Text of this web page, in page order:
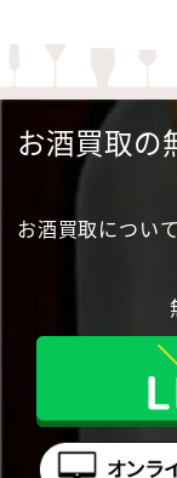
お酒買取の
お酒買取につい